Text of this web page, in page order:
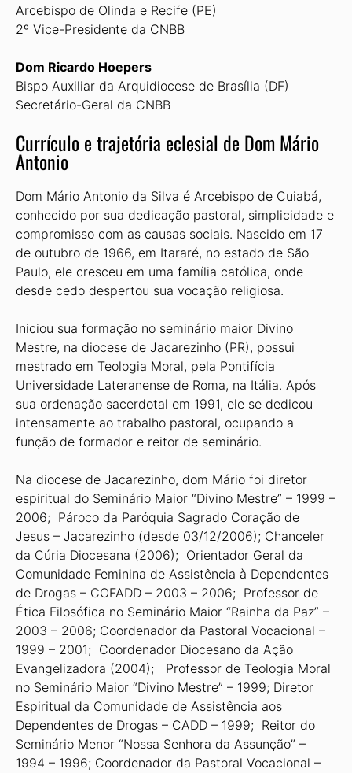
Arcebispo de Olinda e Recife (PE)
2º Vice-Presidente da CNBB
Dom Ricardo Hoepers
Bispo Auxiliar da Arquidiocese de Brasília (DF)
Secretário-Geral da CNBB
Currículo e trajetória eclesial de Dom Mário
Antonio
Dom Mário Antonio da Silva é Arcebispo de Cuiabá,
conhecido por sua dedicação pastoral, simplicidade e
compromisso com as causas sociais. Nascido em 17
de outubro de 1966, em Itararé, no estado de São
Paulo, ele cresceu em uma família católica, onde
desde cedo despertou sua vocação religiosa.
Iniciou sua formação no seminário maior Divino
Mestre, na diocese de Jacarezinho (PR), possui
mestrado em Teologia Moral, pela Pontifícia
Universidade Lateranense de Roma, na Itália. Após
sua ordenação sacerdotal em 1991, ele se dedicou
intensamente ao trabalho pastoral, ocupando a
função de formador e reitor de seminário.
Na diocese de Jacarezinho, dom Mário foi diretor
espiritual do Seminário Maior “Divino Mestre” – 1999 –
2006; Pároco da Paróquia Sagrado Coração de
Jesus – Jacarezinho (desde 03/12/2006); Chanceler
da Cúria Diocesana (2006); Orientador Geral da
Comunidade Feminina de Assistência à Dependentes
de Drogas – COFADD – 2003 – 2006; Professor de
Ética Filosófica no Seminário Maior “Rainha da Paz” –
2003 – 2006; Coordenador da Pastoral Vocacional –
1999 – 2001; Coordenador Diocesano da Ação
Evangelizadora (2004); Professor de Teologia Moral
no Seminário Maior “Divino Mestre” – 1999; Diretor
Espiritual da Comunidade de Assistência aos
Dependentes de Drogas – CADD – 1999; Reitor do
Seminário Menor “Nossa Senhora da Assunção” –
1994 – 1996; Coordenador da Pastoral Vocacional –